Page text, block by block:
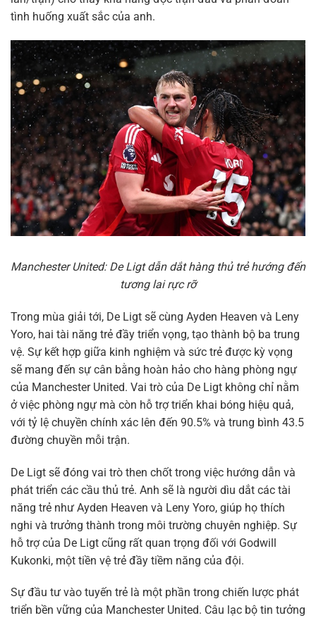
tình huống xuất sắc của anh.
Manchester United: De Ligt dẫn dắt hàng thủ trẻ hướng đến
tương lai rực rỡ
Trong mùa giải tới, De Ligt sẽ cùng Ayden Heaven và Leny
Yoro, hai tài năng trẻ đầy triển vọng, tạo thành bộ ba trung
vệ. Sự kết hợp giữa kinh nghiệm và sức trẻ được kỳ vọng
sẽ mang đến sự cân bằng hoàn hảo cho hàng phòng ngự
của Manchester United. Vai trò của De Ligt không chỉ nằm
ở việc phòng ngự mà còn hỗ trợ triển khai bóng hiệu quả,
với tỷ lệ chuyền chính xác lên đến 90.5% và trung bình 43.5
đường chuyền mỗi trận.
De Ligt sẽ đóng vai trò then chốt trong việc hướng dẫn và
phát triển các cầu thủ trẻ. Anh sẽ là người dìu dắt các tài
năng trẻ như Ayden Heaven và Leny Yoro, giúp họ thích
nghi và trưởng thành trong môi trường chuyên nghiệp. Sự
hỗ trợ của De Ligt cũng rất quan trọng đối với Godwill
Kukonki, một tiền vệ trẻ đầy tiềm năng của đội.
Sự đầu tư vào tuyến trẻ là một phần trong chiến lược phát
triển bền vững của Manchester United. Câu lạc bộ tin tưởng